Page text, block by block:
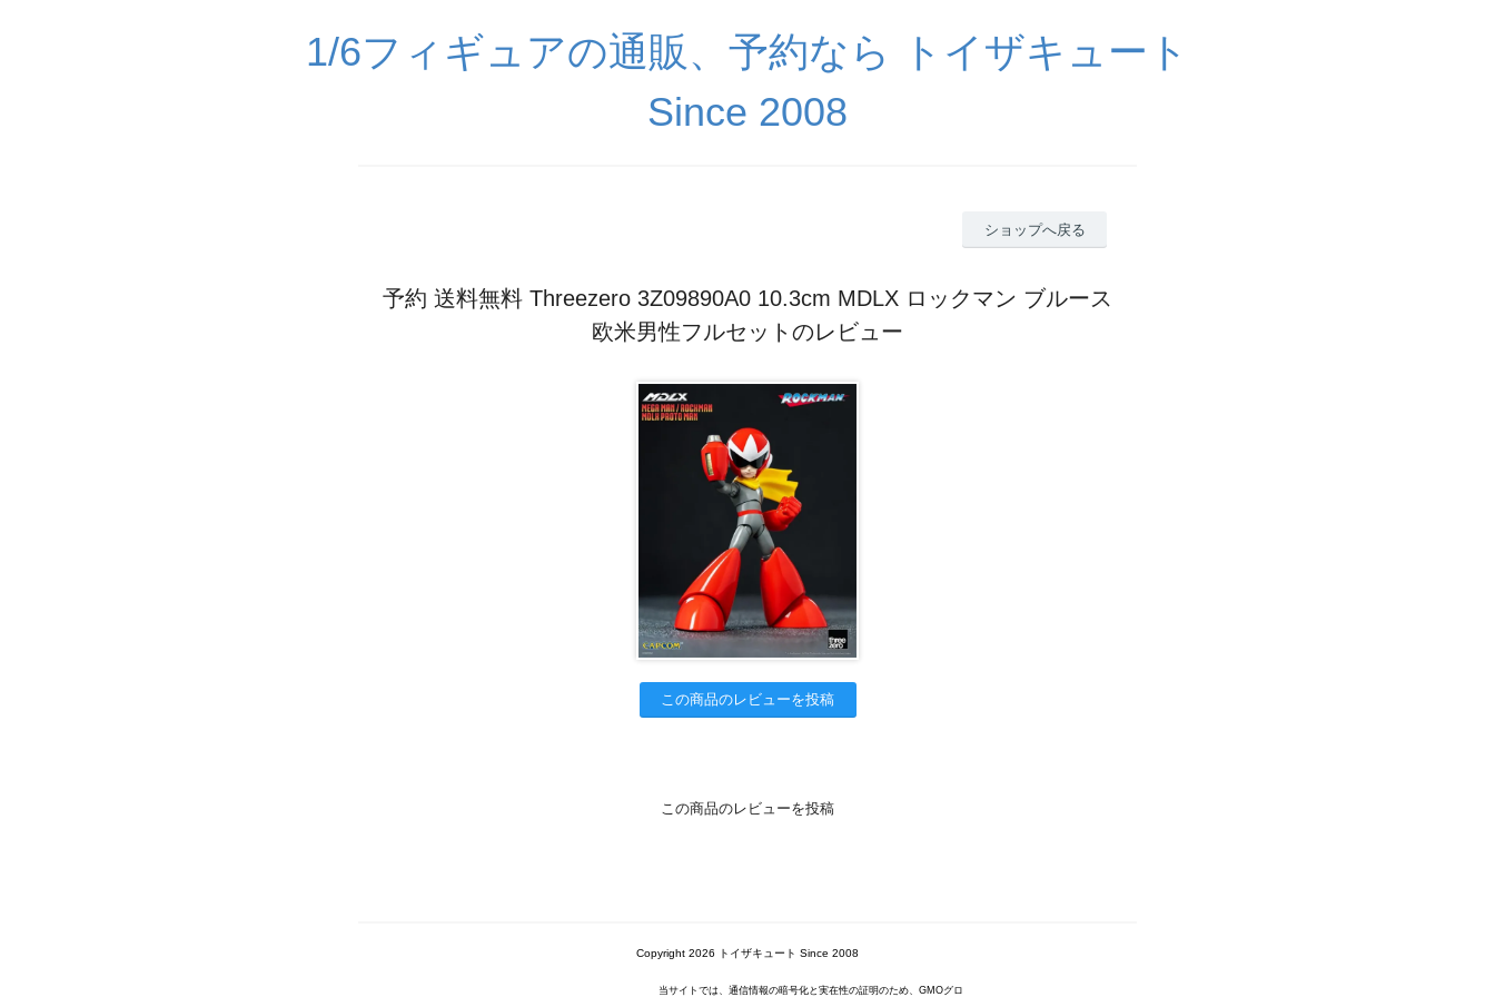
1/6フィギュアの通販、予約なら トイザキュート
Since 2008
ショップへ戻る
予約 送料無料 Threezero 3Z09890A0 10.3cm MDLX ロックマン ブルース
欧米男性フルセットのレビュー
この商品のレビューを投稿
この商品のレビューを投稿
Copyright 2026 トイザキュート Since 2008
当サイトでは、通信情報の暗号化と実在性の証明のため、GMOグロ